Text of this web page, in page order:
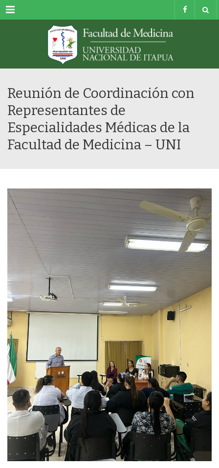
Menu
Reunión de Coordinación con
Representantes de
Especialidades Médicas de la
Facultad de Medicina – UNI